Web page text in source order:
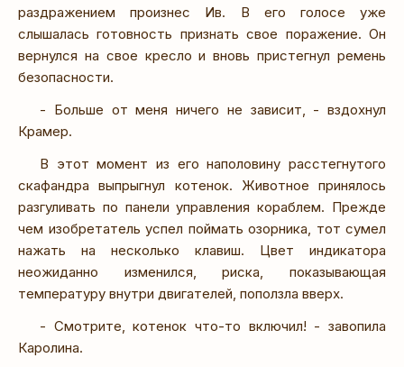
раздражением произнес Ив. В его голосе уже
слышалась готовность признать свое поражение. Он
вернулся на свое кресло и вновь пристегнул ремень
безопасности.
- Больше от меня ничего не зависит, - вздохнул
Крамер.
В этот момент из его наполовину расстегнутого
скафандра выпрыгнул котенок. Животное принялось
разгуливать по панели управления кораблем. Прежде
чем изобретатель успел поймать озорника, тот сумел
нажать на несколько клавиш. Цвет индикатора
неожиданно изменился, риска, показывающая
температуру внутри двигателей, поползла вверх.
- Смотрите, котенок что-то включил! - завопила
Каролина.